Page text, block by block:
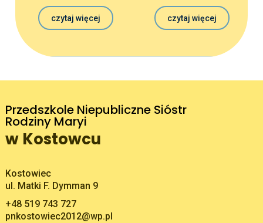
czytaj więcej czytaj więcej
Przedszkole Niepubliczne Sióstr
Rodziny Maryi
w Kostowcu
Adres pocztowy:
Kostowiec
ul. Matki F. Dymman 9
+48 519 743 727
pnkostowiec2012@wp.pl